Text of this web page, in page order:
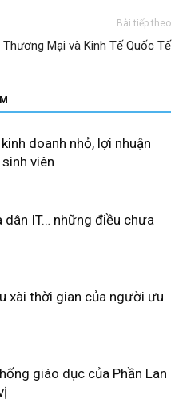
Bài tiếp theo
Mại và Kinh Tế Quốc Tế
doanh nhỏ, lợi nhuận
viên
dân IT… những điều chưa
xài thời gian của người ưu
giáo dục của Phần Lan